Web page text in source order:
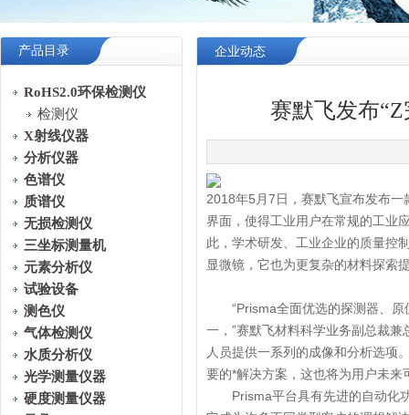
产品目录
RoHS2.0环保检测仪
检测仪
X射线仪器
分析仪器
色谱仪
质谱仪
无损检测仪
三坐标测量机
元素分析仪
试验设备
测色仪
气体检测仪
水质分析仪
光学测量仪器
硬度测量仪器
企业动态
赛默飞发布
2018年5月7日，赛默飞宣布发布
界面，使得工业用户在常规的工业
此，学术研发、工业企业的质量控
显微镜，它也为更复杂的材料探索
“Prisma全面优选的探测器、原
一，”赛默飞材料科学业务副总裁兼
人员提供一系列的成像和分析选项
要的*解决方案，这也将为用户未来
Prisma平台具有先进的自动化功